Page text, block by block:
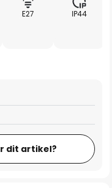
E27 IP44
dit artikel?